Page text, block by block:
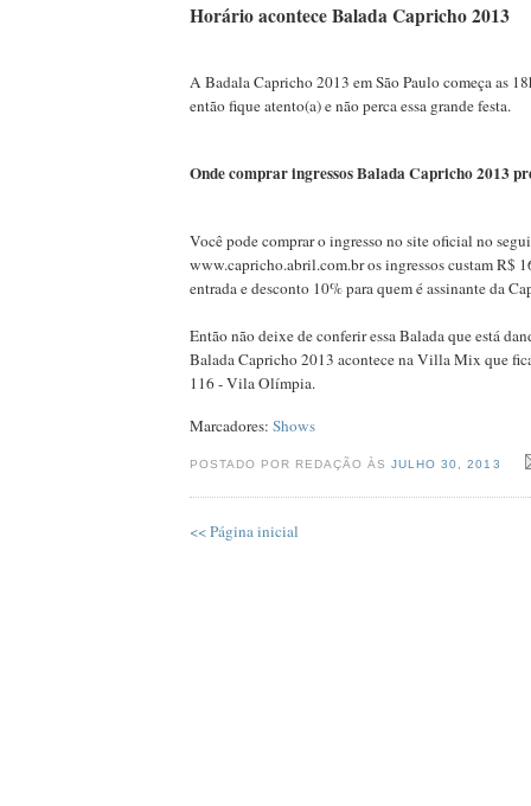
Horário acontece Balada Capricho 2013
A Badala Capricho 2013 em São Paulo começa as
então fique atento(a) e não perca essa grande festa.
Onde comprar ingressos Balada Capricho 2013
Você pode comprar o ingresso no site oficial no
www.capricho.abril.com.br os ingressos custam R$
entrada e desconto 10% para quem é assinante da
Então não deixe de conferir essa Balada que está
Balada Capricho 2013 acontece na Villa Mix que
116 - Vila Olímpia.
Marcadores: Shows
POSTADO POR REDAÇÃO ÀSJULHO 30, 2013
<< Página inicial